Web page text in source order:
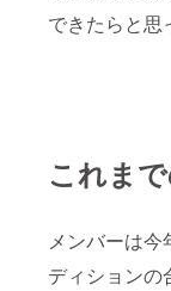
できたらと思
これま
メンバーは今
ディションの